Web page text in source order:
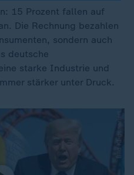
15 Prozent fallen auf
Die Rechnung bezahlen
sondern auch
deutsche
starke Industrie und
stärker unter Druck.